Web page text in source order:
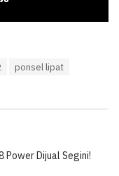
ponsel lipat
Power Dijual Segini!